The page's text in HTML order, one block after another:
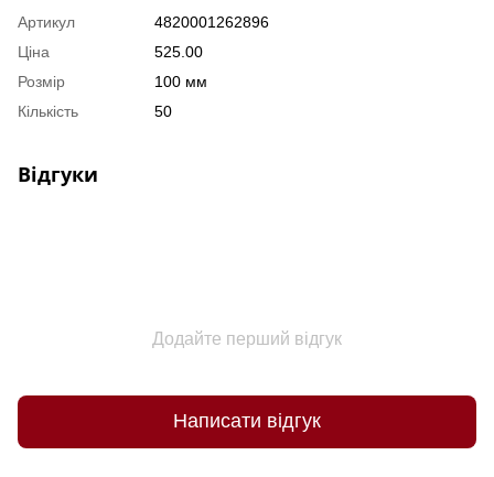
Артикул
4820001262896
Ціна
525.00
Розмір
100 мм
Кількість
50
Відгуки
Додайте перший відгук
Написати відгук